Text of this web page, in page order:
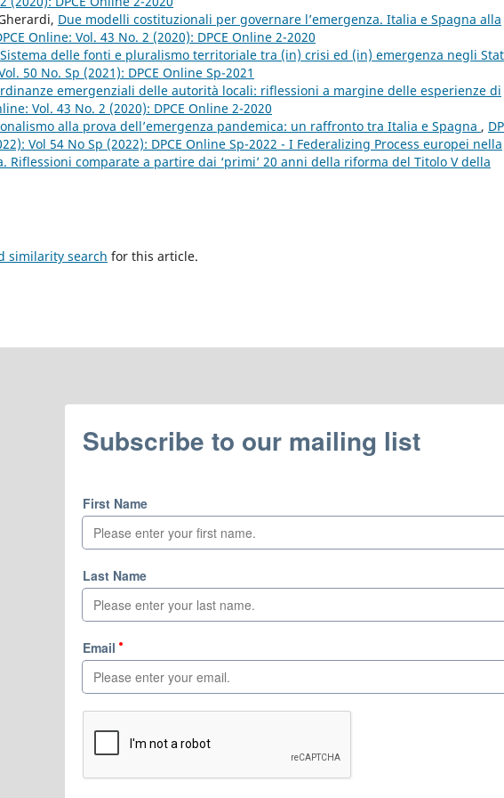
Due modelli costituzionali per governare l’emergenza. Italia e Spagna alla
Online: Vol. 43 No. 2 (2020): DPCE Online 2-2020
Sistema delle fonti e pluralismo territoriale tra (in) crisi ed (in) emergenza negli
50 No. Sp (2021): DPCE Online Sp-2021
emergenziali delle autorità locali: riflessioni a margine delle esperienze di
Vol. 43 No. 2 (2020): DPCE Online 2-2020
alla prova dell’emergenza pandemica: un raffronto tra Italia e Spagna ,
Vol 54 No Sp (2022): DPCE Online Sp-2022 - I Federalizing Process europei nella
Riflessioni comparate a partire dai ‘primi’ 20 anni della riforma del Titolo V della
similarity search for this article.